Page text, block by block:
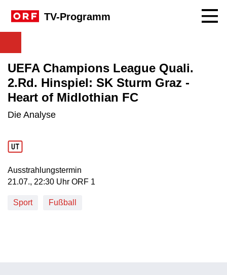
TV-Programm
UEFA Champions League Quali.
2.Rd. Hinspiel: SK Sturm Graz -
Heart of Midlothian FC
Die Analyse
Ausstrahlungstermin
21. Juli, 22:30 Uhr in ORF 1
21.07., 22:30 Uhr ORF 1
Sport Fußball